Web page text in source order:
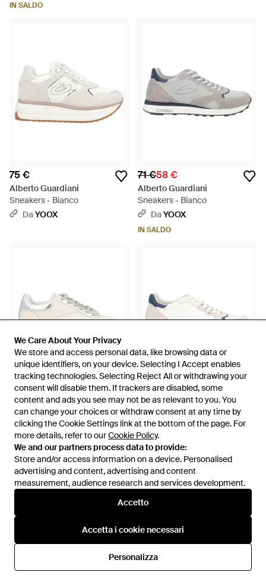
We Care About Your Privacy
We store and access personal data, like browsing data or
unique identifiers, on your device. Selecting I Accept enables
tracking technologies. Selecting Reject All or withdrawing your
consent will disable them. If trackers are disabled, some
content and ads you see may not be as relevant to you. You
can change your choices or withdraw consent at any time by
clicking the Cookie Settings link at the bottom of the page. For
more details, refer to ourCookie Policy.
We and our partners process data to provide:
Store and/or access information on a device. Personalised
advertising and content, advertising and content
measurement, audience research and services development.
Accetto
Accetta i cookie necessari
Personalizza
We Care About Your Privacy
We store and access personal data, like browsing data or
unique identifiers, on your device. Selecting I Accept enables
tracking technologies. Selecting Reject All or withdrawing your
consent will disable them. If trackers are disabled, some
content and ads you see may not be as relevant to you. You
can change your choices or withdraw consent at any time by
clicking the Cookie Settings link at the bottom of the page. For
more details, refer to ourCookie Policy.
We and our partners process data to provide:
Store and/or access information on a device. Personalised
advertising and content, advertising and content
measurement, audience research and services development.
Accetto
Accetta i cookie necessari
Personalizza
IN SALDO
75 €
Alberto Guardiani
Sneakers - Bianco
DaYOOX
71 €58 €
Alberto Guardiani
Sneakers - Bianco
DaYOOX
IN SALDO
58 €44 €
Alberto Guardiani
Sneakers - Bianco
Da YOOX
IN SALDO
71 €37 €
Alberto Guardiani
Sneakers - Multicolore
Da
IN SALDO